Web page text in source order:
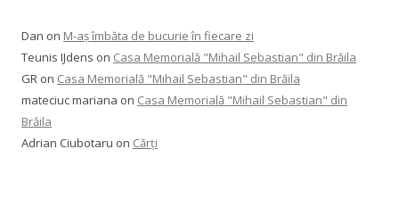
Dan on M-aș îmbăta de bucurie în fiecare zi
Teunis IJdens on Casa Memorială "Mihail Sebastian" din Brăila
GR on Casa Memorială "Mihail Sebastian" din Brăila
mateciuc mariana on Casa Memorială "Mihail Sebastian" din
Brăila
Adrian Ciubotaru on Cărți